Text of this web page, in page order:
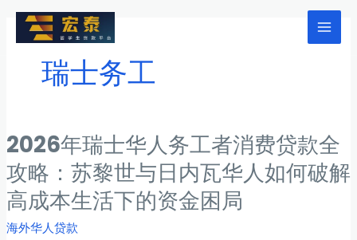
Main
瑞士务工
2026年瑞士华人务工者消费贷款全
攻略：苏黎世与日内瓦华人如何破解
高成本生活下的资金困局
海外华人贷款